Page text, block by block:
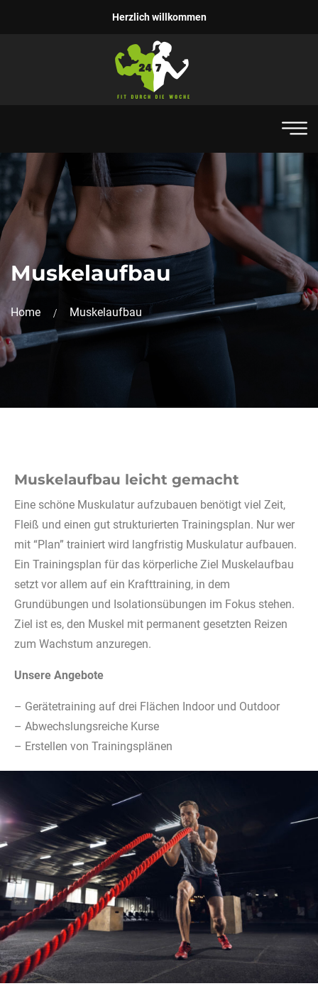
Herzlich willkommen
Muskelaufbau
Home Muskelaufbau
Muskelaufbau leicht gemacht
Eine schöne Muskulatur aufzubauen benötigt viel Zeit,
Fleiß und einen gut strukturierten Trainingsplan. Nur wer
mit “Plan” trainiert wird langfristig Muskulatur aufbauen.
Ein Trainingsplan für das körperliche Ziel Muskelaufbau
setzt vor allem auf ein Krafttraining, in dem
Grundübungen und Isolationsübungen im Fokus stehen.
Ziel ist es, den Muskel mit permanent gesetzten Reizen
zum Wachstum anzuregen.
Unsere Angebote
– Gerätetraining auf drei Flächen Indoor und Outdoor
– Abwechslungsreiche Kurse
– Erstellen von Trainingsplänen